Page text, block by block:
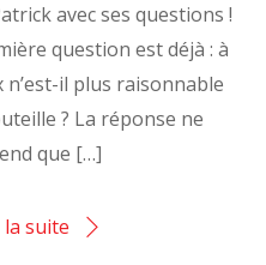
avec ses questions !
question est déjà : à
il plus raisonnable
? La réponse ne
que […]
la suite